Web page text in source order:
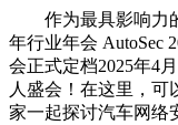
作为最具影响力的
年行业年会 AutoSec
会正式定档2025年4
人盛会！在这里，可
家一起探讨汽车网络